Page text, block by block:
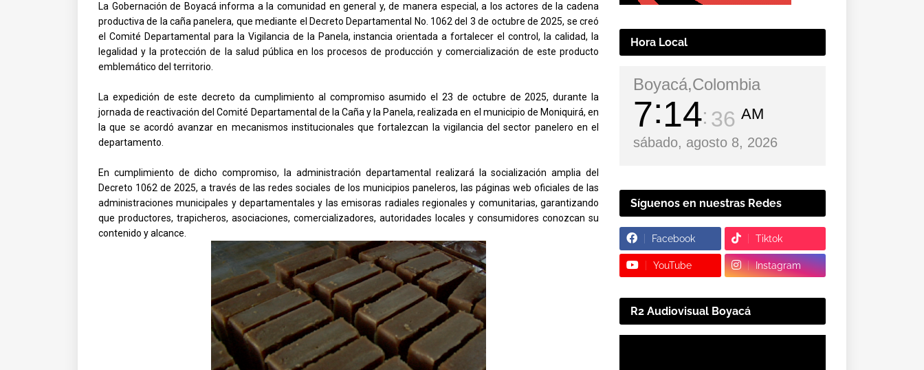
La Gobernación de Boyacá informa a la comunidad en general y, de manera especial, a los actores de la cadena
productiva de la caña panelera, que mediante el Decreto Departamental No. 1062 del 3 de octubre de 2025, se creó
el Comité Departamental para la Vigilancia de la Panela, instancia orientada a fortalecer el control, la calidad, la
legalidad y la protección de la salud pública en los procesos de producción y comercialización de este producto
emblemático del territorio.
La expedición de este decreto da cumplimiento al compromiso asumido el 23 de octubre de 2025, durante la
jornada de reactivación del Comité Departamental de la Caña y la Panela, realizada en el municipio de Moniquirá, en
la que se acordó avanzar en mecanismos institucionales que fortalezcan la vigilancia del sector panelero en el
departamento.
En cumplimiento de dicho compromiso, la administración departamental realizará la socialización amplia del
Decreto 1062 de 2025, a través de las redes sociales de los municipios paneleros, las páginas web oficiales de las
administraciones municipales y departamentales y las emisoras radiales regionales y comunitarias, garantizando
que productores, trapicheros, asociaciones, comercializadores, autoridades locales y consumidores conozcan su
contenido y alcance.
Hora Local
Boyacá,Colombia
7 14 37 AM
sábado, agosto 8, 2026
Síguenos en nuestras Redes
Facebook Tiktok
YouTube Instagram
R2 Audiovisual Boyacá